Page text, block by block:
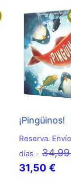
¡Pingüinos!
Reserva.
días -
31,50€